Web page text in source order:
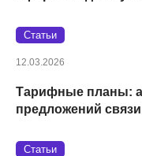
Статьи
12.03.2026
Тарифные планы:
предложений связи
Статьи